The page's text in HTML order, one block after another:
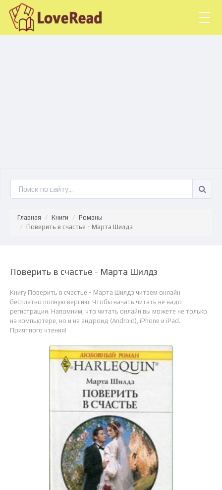
Главная Книги
Романы
Поверить в счастье - Марта Шилдз
Поверить в счастье - Марта Шилдз
Книгу Поверить в счастье - Марта Шилдз читаем онлайн
бесплатно полную версию! Чтобы начать читать не надо
регистрации. Напомним, что читать онлайн вы можете не только
на компьютере, но и на андроид (Android), iPhone и iPad.
Приятного чтения!